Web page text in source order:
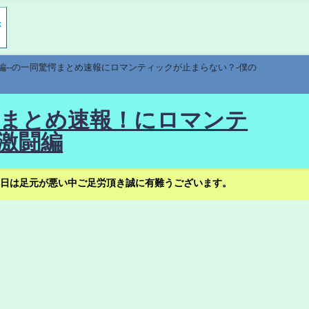
の一同驚愕まとめ速報にロマンティックが止まらない？-僕の
とめ速報！にロマンテ
闘編
足元が悪い中ご足労頂き誠に有難うございます。